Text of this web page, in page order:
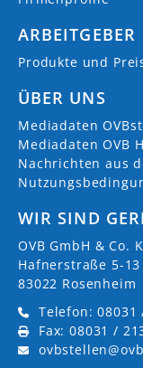
ARBEITGEBER
Produkte und
ÜBER UNS
Mediadaten
Mediadaten OVB
Nachrichten aus
WIR SIND
OVB GmbH & Co.
Hafnerstraße 5-13
83022 Rosenheim
Telefon: 08031
Fax: 08031 /